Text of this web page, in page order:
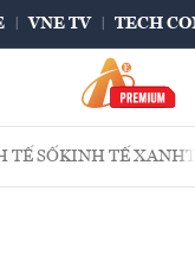
VNE TV TECH
TẾ SỐKINH TẾ XANH